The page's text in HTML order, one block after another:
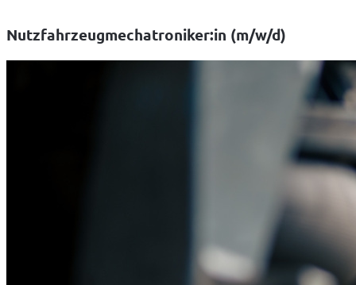
Nutzfahrzeugmechatroniker:in (m/w/d)